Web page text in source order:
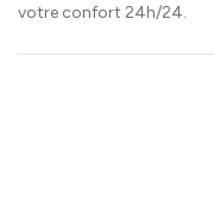
votre confort 24h/24.